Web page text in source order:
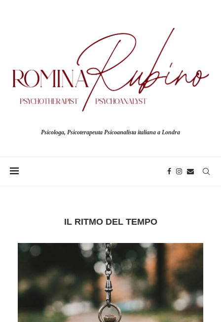
Psicologa, Psicoterapeuta Psicoanalista italiana a Londra
IL RITMO DEL TEMPO